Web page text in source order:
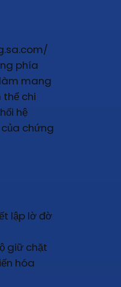
phía
mang
thể chi
hệ
chứng
lập lờ đờ
giữ chặt
hóa